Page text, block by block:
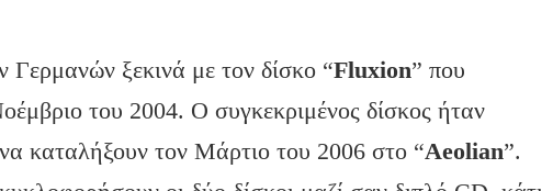
Γερμανών ξεκινά με τον δίσκο “Fluxion” που
του 2004. Ο συγκεκριμένος δίσκος ήταν
καταλήξουν τον Μάρτιο του 2006 στο “Aeolian”.